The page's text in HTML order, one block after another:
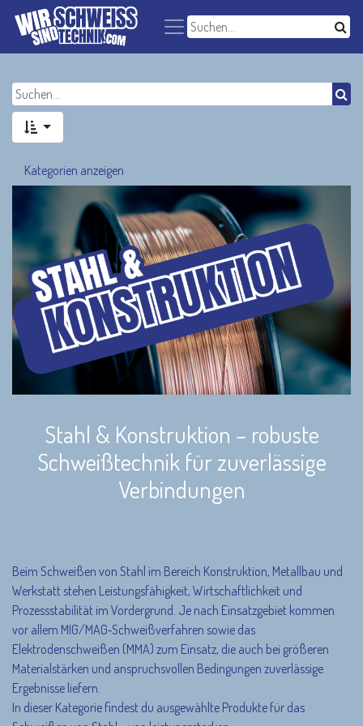
Kategorien anzeigen
Stahl & Konstruktion – robuste
Schweißtechnik für zuverlässige
Verbindungen
Beim Schweißen von Stahl im Bereich Konstruktion, Metallbau und
Werkstatt stehen Leistungsfähigkeit, Wirtschaftlichkeit und
Prozessstabilität im Vordergrund. Je nach Einsatzgebiet kommen
vor allem MIG/MAG‑Schweißverfahren sowie das
Elektrodenschweißen (MMA) zum Einsatz, die auch bei größeren
Materialstärken und anspruchsvollen Bedingungen zuverlässige
Ergebnisse liefern.
In dieser Kategorie findest du ausgewählte Produkte für das